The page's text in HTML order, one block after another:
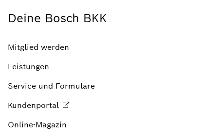
Deine Bosch BKK
Mitglied werden
Leistungen
Service und Formulare
Kundenportal
Online-Magazin